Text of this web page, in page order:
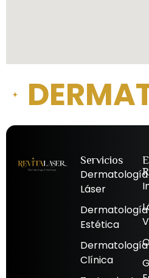
Servicios
Dermatología
Láser
Dermatología
Estética
Dermatología
Clínica